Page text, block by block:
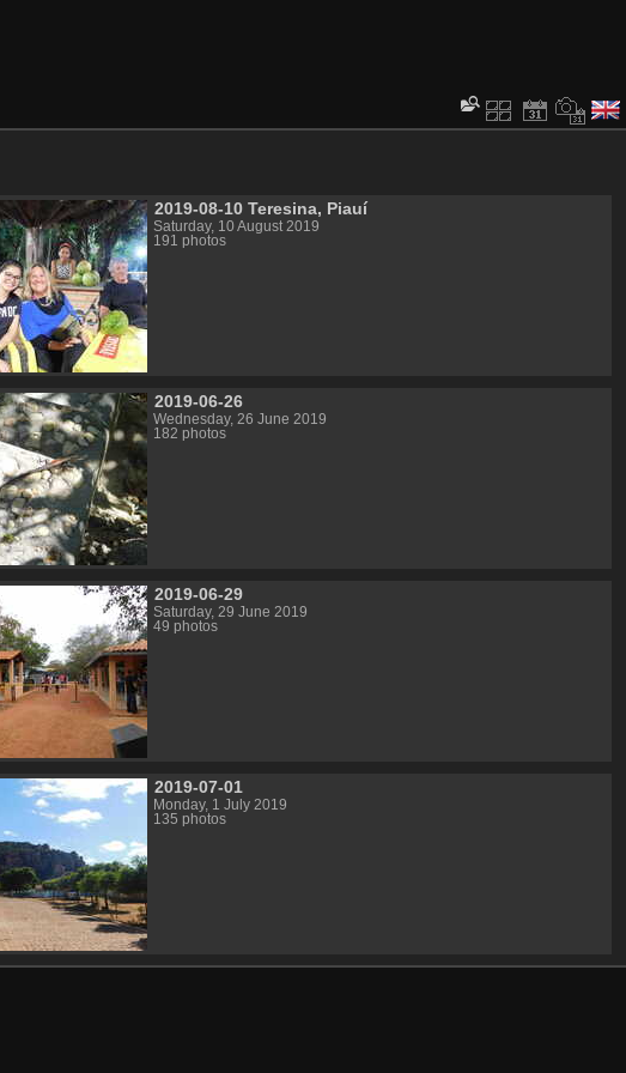
2019-08-10 Teresina, Piauí
Saturday, 10 August 2019
191 photos
2019-06-26
Wednesday, 26 June 2019
182 photos
2019-06-29
Saturday, 29 June 2019
49 photos
2019-07-01
Monday, 1 July 2019
135 photos